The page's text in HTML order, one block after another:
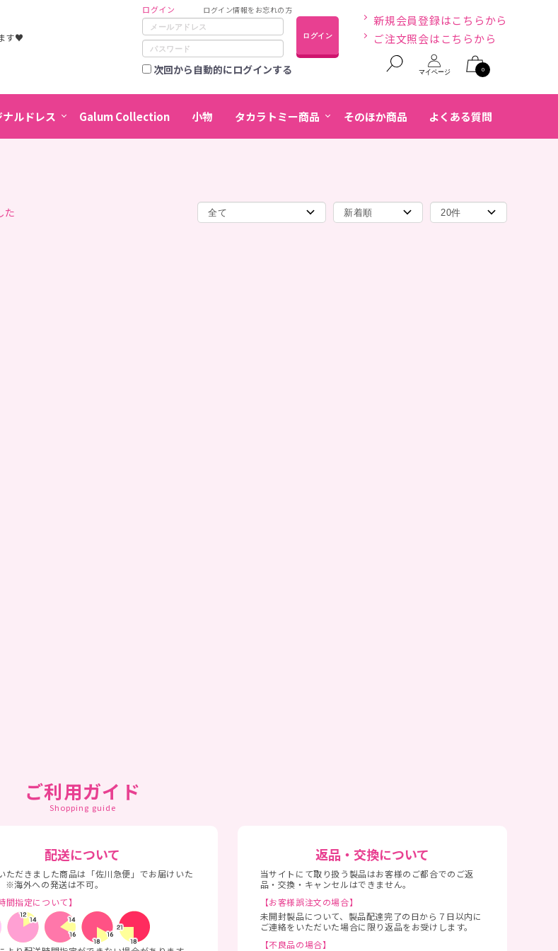
す♥
ログイン ログイン情報をお忘れの方
次回から自動的にログインする
ログイン
新規会員登録はこちらから
ご注文照会はこちらから
0
ルドレス Galum Collection 小物 タカラトミー商品 そのほか商品 よくある質問
た
ご利用ガイド
Shopping guide
配送について
ただきました商品は「佐川急便」でお届けいた
※海外への発送は不可。
間指定について】
返品・交換について
当サイトにて取り扱う製品はお客様のご都合でのご返
品・交換・キャンセルはできません。
【お客様誤注文の場合】
未開封製品について、製品配達完了の日から７日以内に
ご連絡をいただいた場合に限り返品をお受けします。
【不良品の場合】